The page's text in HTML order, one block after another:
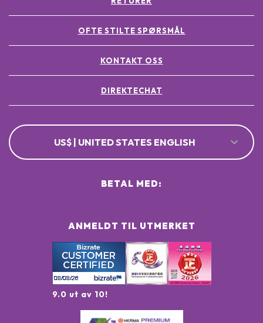
OFTE STILTE SPØRSMÅL
KONTAKT OSS
DIREKTECHAT
US$ | UNITED STATES ENGLISH
ANMELDT TIL UTMERKET
9.0 ut av 10!
BETAL MED: